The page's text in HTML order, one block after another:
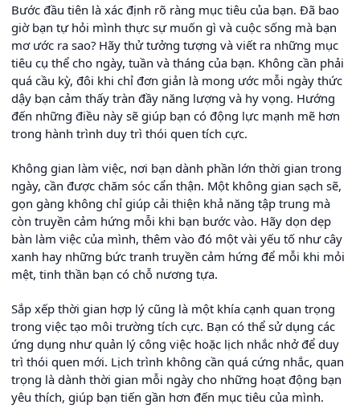
Bước đầu tiên là xác định rõ ràng mục tiêu của bạn. Đã bao
giờ bạn tự hỏi mình thực sự muốn gì và cuộc sống mà bạn
mơ ước ra sao? Hãy thử tưởng tượng và viết ra những mục
tiêu cụ thể cho ngày, tuần và tháng của bạn. Không cần phải
quá cầu kỳ, đôi khi chỉ đơn giản là mong ước mỗi ngày thức
dậy bạn cảm thấy tràn đầy năng lượng và hy vọng. Hướng
đến những điều này sẽ giúp bạn có động lực mạnh mẽ hơn
trong hành trình duy trì thói quen tích cực.
Không gian làm việc, nơi bạn dành phần lớn thời gian trong
ngày, cần được chăm sóc cẩn thận. Một không gian sạch sẽ,
gọn gàng không chỉ giúp cải thiện khả năng tập trung mà
còn truyền cảm hứng mỗi khi bạn bước vào. Hãy dọn dẹp
bàn làm việc của mình, thêm vào đó một vài yếu tố như cây
xanh hay những bức tranh truyền cảm hứng để mỗi khi mỏi
mệt, tinh thần bạn có chỗ nương tựa.
Sắp xếp thời gian hợp lý cũng là một khía cạnh quan trọng
trong việc tạo môi trường tích cực. Bạn có thể sử dụng các
ứng dụng như quản lý công việc hoặc lịch nhắc nhở để duy
trì thói quen mới. Lịch trình không cần quá cứng nhắc, quan
trọng là dành thời gian mỗi ngày cho những hoạt động bạn
yêu thích, giúp bạn tiến gần hơn đến mục tiêu của mình.